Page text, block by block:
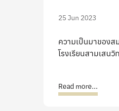
25 Jun 2023
ความเป็นมาของ
โรงเรียนสามเสนวิ
Read more...